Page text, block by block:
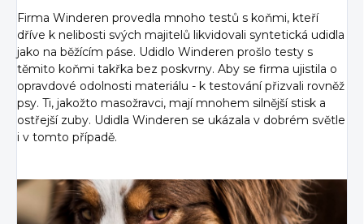
Firma Winderen provedla mnoho testů s koňmi, kteří
dříve k nelibosti svých majitelů likvidovali syntetická udidla
jako na běžícím páse. Udidlo Winderen prošlo testy s
těmito koňmi takřka bez poskvrny. Aby se firma ujistila o
opravdové odolnosti materiálu - k testování přizvali rovněž
psy. Ti, jakožto masožravci, mají mnohem silnější stisk a
ostřejší zuby. Udidla Winderen se ukázala v dobrém světle
i v tomto případě.